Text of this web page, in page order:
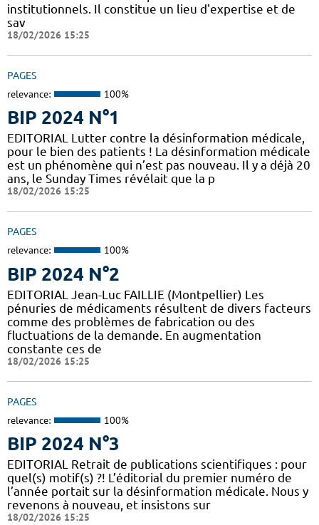
institutionnels. Il constitue un lieu d'expertise et de
sav
18/02/2026 15:25
PAGES
relevance: 100%
BIP 2024 N°1
EDITORIAL Lutter contre la désinformation médicale,
pour le bien des patients ! La désinformation médicale
est un phénomène qui n’est pas nouveau. Il y a déjà 20
ans, le Sunday Times révélait que la p
18/02/2026 15:25
PAGES
relevance: 100%
BIP 2024 N°2
EDITORIAL Jean-Luc FAILLIE (Montpellier) Les
pénuries de médicaments résultent de divers facteurs
comme des problèmes de fabrication ou des
fluctuations de la demande. En augmentation
constante ces de
18/02/2026 15:25
PAGES
relevance: 100%
BIP 2024 N°3
EDITORIAL Retrait de publications scientifiques : pour
quel(s) motif(s) ?! L’éditorial du premier numéro de
l’année portait sur la désinformation médicale. Nous y
revenons à nouveau, et insistons sur
18/02/2026 15:25